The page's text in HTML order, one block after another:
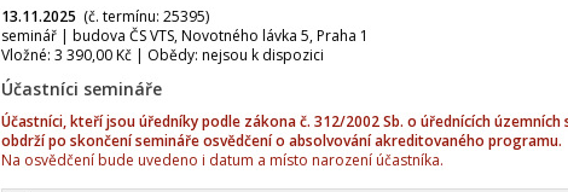
13.11.2025 (č. termínu: 25395)
seminář | budova ČS VTS, Novotného lávka 5, Praha 1
Vložné: 3 390,00 Kč | Obědy: nejsou k dispozici
Účastníci semináře
Účastníci, kteří jsou úředníky podle zákona č. 312/2002 Sb. o úřednících územních
obdrží po skončení semináře osvědčení o absolvování akreditovaného programu.
Na osvědčení bude uvedeno i datum a místo narození účastníka.